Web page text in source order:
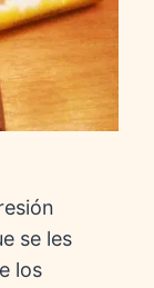
se les
los